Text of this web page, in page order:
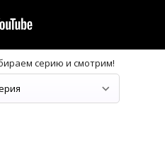
серию и смотрим!